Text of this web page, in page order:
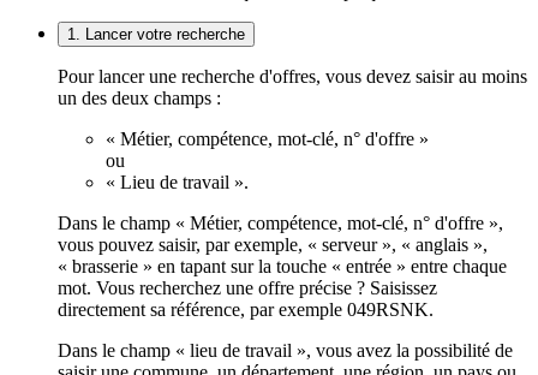
1. Lancer votre recherche
Pour lancer une recherche d'offres, vous devez saisir au moins
un des deux champs :
« Métier, compétence, mot-clé, n° d'offre »
ou
« Lieu de travail ».
Dans le champ « Métier, compétence, mot-clé, n° d'offre »,
vous pouvez saisir, par exemple, « serveur », « anglais »,
« brasserie » en tapant sur la touche « entrée » entre chaque
mot. Vous recherchez une offre précise ? Saisissez
directement sa référence, par exemple 049RSNK.
Dans le champ « lieu de travail », vous avez la possibilité de